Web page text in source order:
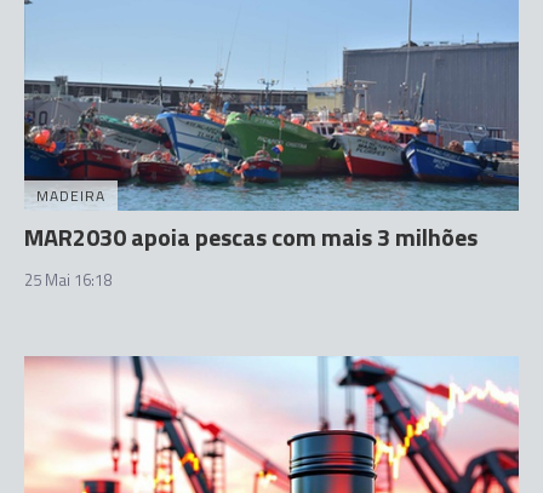
MADEIRA
MAR2030 apoia pescas com mais 3 milhões
25 Mai 16:18